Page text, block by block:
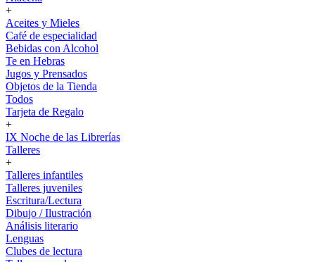
+
Aceites y Mieles
Café de especialidad
Bebidas con Alcohol
Te en Hebras
Jugos y Prensados
Objetos de la Tienda
Todos
Tarjeta de Regalo
+
IX Noche de las Librerías
Talleres
+
Talleres infantiles
Talleres juveniles
Escritura/Lectura
Dibujo / Ilustración
Análisis literario
Lenguas
Clubes de lectura